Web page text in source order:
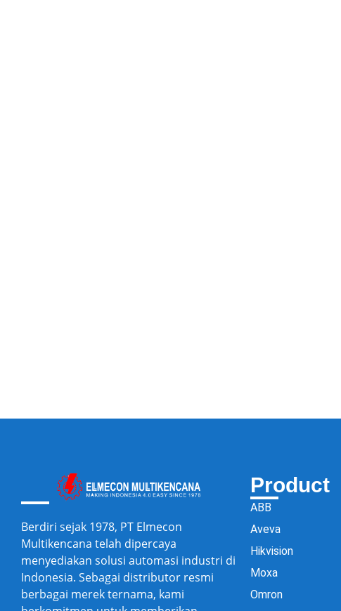
Berdiri sejak 1978, PT Elmecon
Multikencana telah dipercaya
menyediakan solusi automasi industri di
Indonesia. Sebagai distributor resmi
berbagai merek ternama, kami
Product
ABB
Aveva
Hikvision
Moxa
Omron